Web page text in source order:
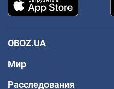
OBOZ.UA
Мир
Расследования